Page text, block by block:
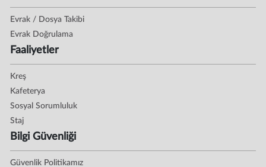
Evrak / Dosya Takibi
Evrak Doğrulama
Faaliyetler
Kreş
Kafeterya
Sosyal Sorumluluk
Staj
Bilgi Güvenliği
Güvenlik Politikamız